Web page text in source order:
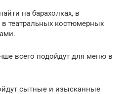
на барахолках, в
театральных костюмерных
всего подойдут для меню в
сытные и изысканные